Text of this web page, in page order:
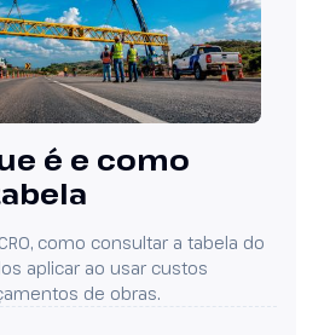
é e como
como consultar a tabela do
aplicar ao usar custos
de obras.